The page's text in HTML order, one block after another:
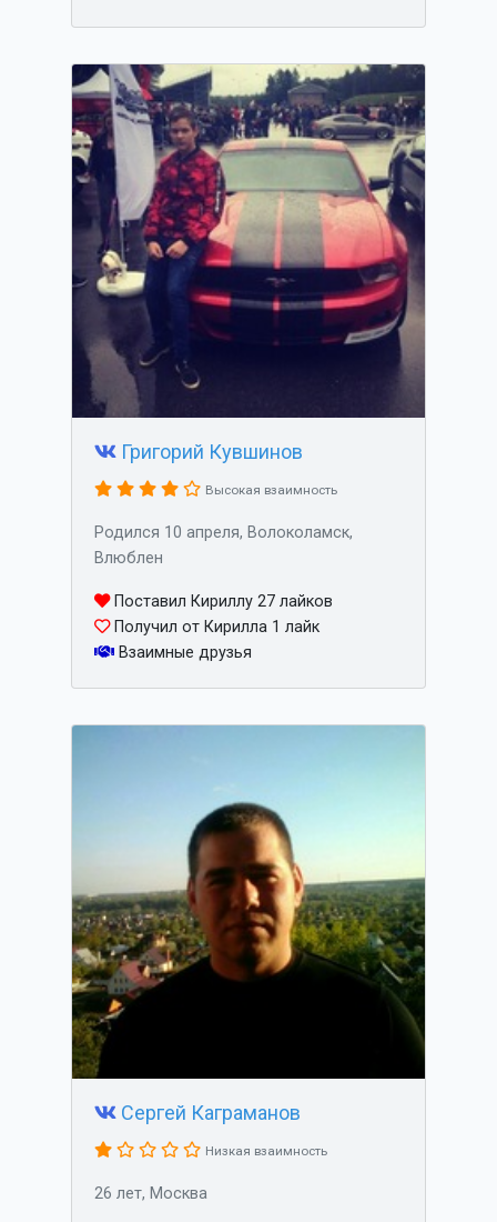
Григорий Кувшинов
Высокая взаимность
Родился 10 апреля, Волоколамск,
Влюблен
Поставил Кириллу 27 лайков
Получил от Кирилла 1 лайк
Взаимные друзья
Сергей Каграманов
Низкая взаимность
26 лет, Москва